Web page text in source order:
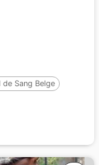
de Sang Belge